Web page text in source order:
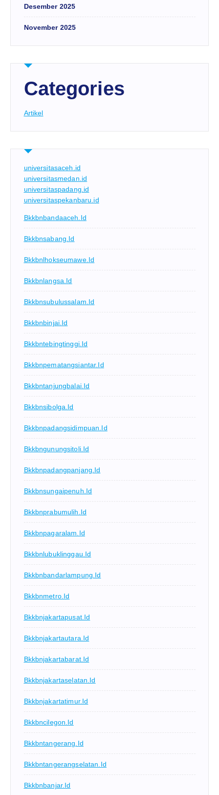
Desember 2025
November 2025
Categories
Artikel
universitasaceh.id
universitasmedan.id
universitaspadang.id
universitaspekanbaru.id
Bkkbnbandaaceh.id
Bkkbnsabang.id
Bkkbnlhokseumawe.id
Bkkbnlangsa.id
Bkkbnsubulussalam.id
Bkkbnbinjai.id
Bkkbntebingtinggi.id
Bkkbnpematangsiantar.id
Bkkbntanjungbalai.id
Bkkbnsibolga.id
Bkkbnpadangsidimpuan.id
Bkkbngunungsitoli.id
Bkkbnpadangpanjang.id
Bkkbnsungaipenuh.id
Bkkbnprabumulih.id
Bkkbnpagaralam.id
Bkkbnlubuklinggau.id
Bkkbnbandarlampung.id
Bkkbnmetro.id
Bkkbnjakartapusat.id
Bkkbnjakartautara.id
Bkkbnjakartabarat.id
Bkkbnjakartaselatan.id
Bkkbnjakartatimur.id
Bkkbncilegon.id
Bkkbntangerang.id
Bkkbntangerangselatan.id
Bkkbnbanjar.id